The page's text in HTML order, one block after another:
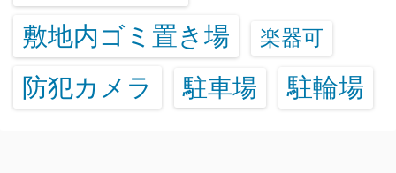
敷地内ゴミ置き場
楽器可
防犯カメラ 駐車場 駐輪場